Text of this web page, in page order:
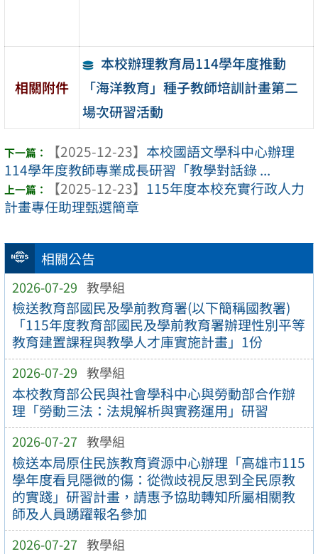
相關公告
2026-07-29 教學組
檢送教育部國民及學前教育署(以下簡稱國教署)
「115年度教育部國民及學前教育署辦理性別平等
教育建置課程與教學人才庫實施計畫」1份
2026-07-29 教學組
本校教育部公民與社會學科中心與勞動部合作辦
理「勞動三法：法規解析與實務運用」研習
2026-07-27 教學組
檢送本局原住民族教育資源中心辦理「高雄市115
學年度看見隱微的傷：從微歧視反思到全民原教
的實踐」研習計畫，請惠予協助轉知所屬相關教
師及人員踴躍報名參加
2026-07-27 教學組
相關附件
本校辦理教育局114學年度推動
「海洋教育」種子教師培訓計畫第二
場次研習活動
【2025-12-23】 本校國語文學科中心辦理
114學年度教師專業成長研習「教學對話錄 ...
【2025-12-23】 115年度本校充實行政人力
計畫專任助理甄選簡章